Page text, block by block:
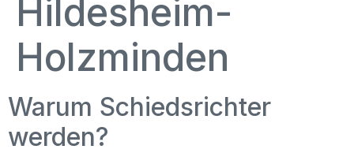
Hildesheim-
Holzminden
Warum Schiedsrichter
werden?